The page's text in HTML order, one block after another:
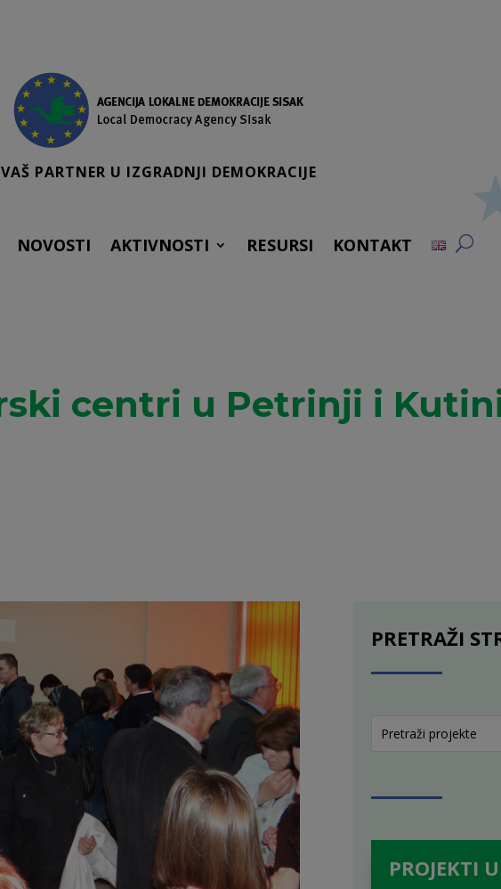
VAŠ PARTNER U IZGRADNJI DEMOKRACIJE
NOVOSTI AKTIVNOSTI RESURSI KONTAKT
centri u Petrinji i
PRETRAŽI
PROJEKTI